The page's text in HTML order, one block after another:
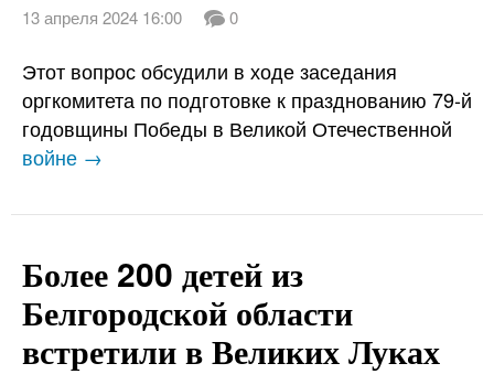
13 апреля 2024 16:00 0
Этот вопрос обсудили в ходе заседания
оргкомитета по подготовке к празднованию 79-й
годовщины Победы в Великой Отечественной
войне →
Более 200 детей из
Белгородской области
встретили в Великих Луках